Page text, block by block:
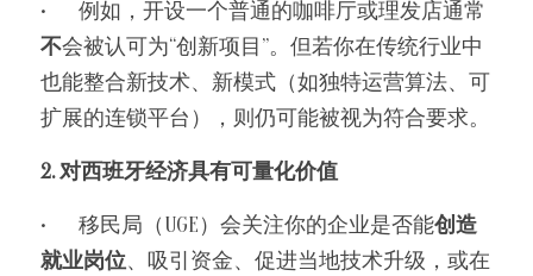
•	例如，开设一个普通的咖啡厅或理发店通常
不会被认可为“创新项目”。但若你在传统行业中
也能整合新技术、新模式（如独特运营算法、可
扩展的连锁平台），则仍可能被视为符合要求。
2. 对西班牙经济具有可量化价值
•	移民局（UGE）会关注你的企业是否能创造
就业岗位、吸引资金、促进当地技术升级，或在